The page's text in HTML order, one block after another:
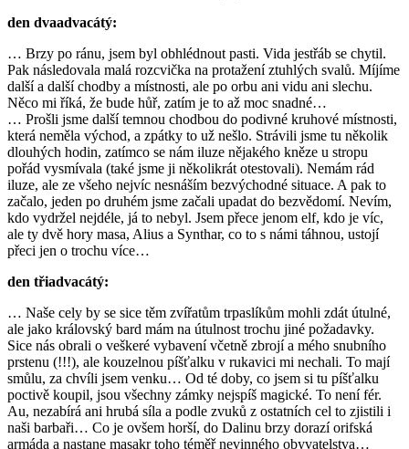
den dvaadvacátý:
… Brzy po ránu, jsem byl obhlédnout pasti. Vida jestřáb se chytil.
Pak následovala malá rozcvička na protažení ztuhlých svalů. Míjíme
další a další chodby a místnosti, ale po orbu ani vidu ani slechu.
Něco mi říká, že bude hůř, zatím je to až moc snadné…
… Prošli jsme další temnou chodbou do podivné kruhové místnosti,
která neměla východ, a zpátky to už nešlo. Strávili jsme tu několik
dlouhých hodin, zatímco se nám iluze nějakého kněze u stropu
pořád vysmívala (také jsme ji několikrát otestovali). Nemám rád
iluze, ale ze všeho nejvíc nesnáším bezvýchodné situace. A pak to
začalo, jeden po druhém jsme začali upadat do bezvědomí. Nevím,
kdo vydržel nejdéle, já to nebyl. Jsem přece jenom elf, kdo je víc,
ale ty dvě hory masa, Alius a Synthar, co to s námi táhnou, ustojí
přeci jen o trochu více…
den třiadvacátý:
… Naše cely by se sice těm zvířatům trpaslíkům mohli zdát útulné,
ale jako královský bard mám na útulnost trochu jiné požadavky.
Sice nás obrali o veškeré vybavení včetně zbrojí a mého snubního
prstenu (!!!), ale kouzelnou píšťalku v rukavici mi nechali. To mají
smůlu, za chvíli jsem venku… Od té doby, co jsem si tu píšťalku
poctivě koupil, jsou všechny zámky nejspíš magické. To není fér.
Au, nezabírá ani hrubá síla a podle zvuků z ostatních cel to zjistili i
naši barbaři… Co je ovšem horší, do Dalinu brzy dorazí orifská
armáda a nastane masakr toho téměř nevinného obyvatelstva…